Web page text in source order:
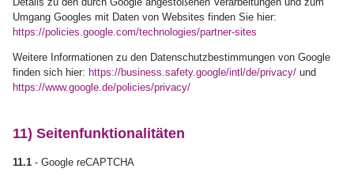
Umgang Googles mit Daten von Websites finden Sie hier:
https://policies.google.com/technologies/partner-sites
Weitere Informationen zu den Datenschutzbestimmungen von Google
finden sich hier: https://business.safety.google/intl/de/privacy/ und
https://www.google.de/policies/privacy/
11) Seitenfunktionalitäten
11.1 - Google reCAPTCHA